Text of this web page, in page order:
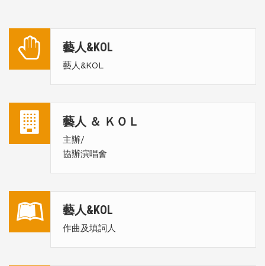
藝人&KOL
藝人&KOL
藝人 ＆ ＫＯＬ
主辦/
協辦演唱會
藝人&KOL
作曲及填詞人